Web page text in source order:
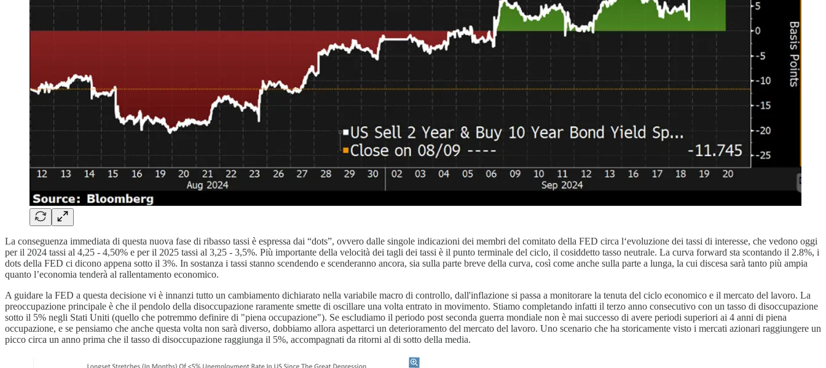
La conseguenza immediata di questa nuova fase di ribasso tassi è espressa dai “dots”, ovvero dalle singole indicazioni dei membri del comitato della FED circa l‘evoluzione dei tassi di interesse, che vedono oggi
per il 2024 tassi al 4,25 - 4,50% e per il 2025 tassi al 3,25 - 3,5%. Più importante della velocità dei tagli dei tassi è il punto terminale del ciclo, il cosiddetto tasso neutrale. La curva forward sta scontando il 2.8%, i
dots della FED ci dicono appena sotto il 3%. In sostanza i tassi stanno scendendo e scenderanno ancora, sia sulla parte breve della curva, così come anche sulla parte a lunga, la cui discesa sarà tanto più ampia
quanto l’economia tenderà al rallentamento economico.
A guidare la FED a questa decisione vi è innanzi tutto un cambiamento dichiarato nella variabile macro di controllo, dall'inflazione si passa a monitorare la tenuta del ciclo economico e il mercato del lavoro. La
preoccupazione principale è che il pendolo della disoccupazione raramente smette di oscillare una volta entrato in movimento. Stiamo completando infatti il terzo anno consecutivo con un tasso di disoccupazione
sotto il 5% negli Stati Uniti (quello che potremmo definire di "piena occupazione"). Se escludiamo il periodo post seconda guerra mondiale non è mai successo di avere periodi superiori ai 4 anni di piena
occupazione, e se pensiamo che anche questa volta non sarà diverso, dobbiamo allora aspettarci un deterioramento del mercato del lavoro. Uno scenario che ha storicamente visto i mercati azionari raggiungere un
picco circa un anno prima che il tasso di disoccupazione raggiunga il 5%, accompagnati da ritorni al di sotto della media.